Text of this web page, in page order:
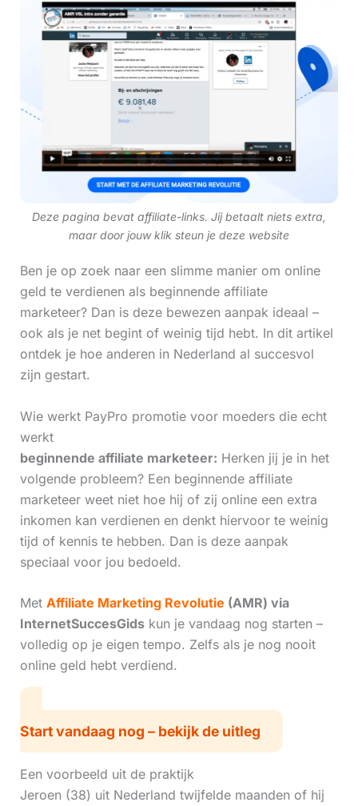
Deze pagina bevat affiliate-links. Jij betaalt niets extra,
maar door jouw klik steun je deze website
Ben je op zoek naar een slimme manier om online
geld te verdienen als beginnende affiliate
marketeer? Dan is deze bewezen aanpak ideaal –
ook als je net begint of weinig tijd hebt. In dit artikel
ontdek je hoe anderen in Nederland al succesvol
zijn gestart.
Wie werkt PayPro promotie voor moeders die echt
werkt
beginnende affiliate marketeer: Herken jij je in het
volgende probleem? Een beginnende affiliate
marketeer weet niet hoe hij of zij online een extra
inkomen kan verdienen en denkt hiervoor te weinig
tijd of kennis te hebben. Dan is deze aanpak
speciaal voor jou bedoeld.
Met Affiliate Marketing Revolutie (AMR) via
InternetSuccesGidskun je vandaag nog starten –
volledig op je eigen tempo. Zelfs als je nog nooit
online geld hebt verdiend.
Start vandaag nog – bekijk de uitleg
Een voorbeeld uit de praktijk
Jeroen (38) uit Nederland twijfelde maanden of hij